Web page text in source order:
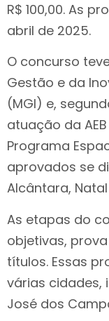
R$ 100,00. As
abril de 2025.
O concurso
Gestão e da
(MGI) e,
atuação da
Programa
aprovados se
Alcântara,
As etapas do
objetivas,
títulos. Essas
várias cidades,
José dos